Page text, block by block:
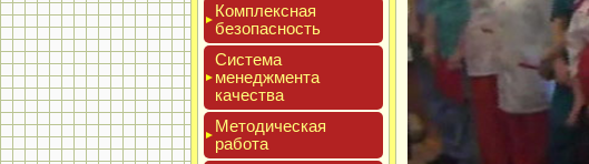
Ком­плексная
бе­зопас­ность
Сис­те­ма
ме­нед­жмен­та
ка­чес­тва
Мето­дичес­кая
ра­бота